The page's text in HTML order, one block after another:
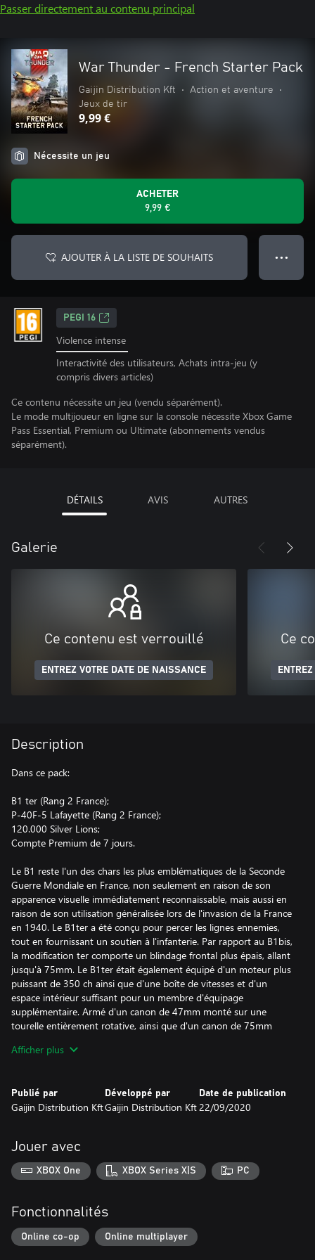
Passer directement au contenu principal
War Thunder - French Starter Pack
Gaijin Distribution Kft • Action et aventure
•
Jeux de tir
9,99 €
Nécessite un jeu
ACHETER
9,99 €
AJOUTER À LA LISTE DE SOUHAITS ● ● ●
PEGI 16
Violence intense
Interactivité des utilisateurs, Achats intra-jeu (y
compris divers articles)
Ce contenu nécessite un jeu (vendu séparément).
Le mode multijoueur en ligne sur la console nécessite Xbox Game
Pass Essential, Premium ou Ultimate (abonnements vendus
séparément).
DÉTAILS AVIS AUTRES
Galerie
Ce contenu est verrouillé
ENTREZ VOTRE DATE DE NAISSANCE
Ce
Description
Dans ce pack:
B1 ter (Rang 2 France);
P-40F-5 Lafayette (Rang 2 France);
120.000 Silver Lions;
Compte Premium de 7 jours.
Le B1 reste l'un des chars les plus emblématiques de la Seconde
Guerre Mondiale en France, non seulement en raison de son
apparence visuelle immédiatement reconnaissable, mais aussi en
raison de son utilisation généralisée lors de l'invasion de la France
en 1940. Le B1ter a été conçu pour percer les lignes ennemies,
tout en fournissant un soutien à l'infanterie. Par rapport au B1bis,
la modification ter comporte un blindage frontal plus épais, allant
jusqu'à 75mm. Le B1ter était également équipé d'un moteur plus
puissant de 350 ch ainsi que d'une boîte de vitesses et d'un
espace intérieur suffisant pour un membre d'équipage
supplémentaire. Armé d'un canon de 47mm monté sur une
tourelle entièrement rotative, ainsi que d'un canon de 75mm
dégâts aux rangs ennemis.
et diffère du modèle précédent, le chasseur P-40E, par sa section
de queue allongée. Ce modèle d'avion premium porte la livrée de
pilote d'essai français Konstantin Rozanoff. Sur cette version, un
moteur de 1130 ch a été installé, ce qui lui permettait d'atteindre
une vitesse maximale de plus de 600 km/h. Le P-40F-5 Lafayette
dans les ailes et peut être équipé des munitions suivantes : 2
2 bombes de 100 lb.
Afficher plus
Publié par
Gaijin Distribution Kft
Développé par
Gaijin Distribution Kft
Date de publication
22/09/2020
Jouer avec
XBOX One XBOX Series X|S PC
Fonctionnalités
Online co-op Online multiplayer